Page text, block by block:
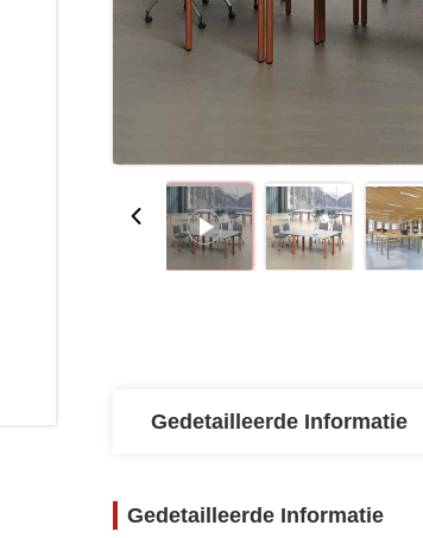
Gedetailleerde Informatie
Gedetailleerde Informatie